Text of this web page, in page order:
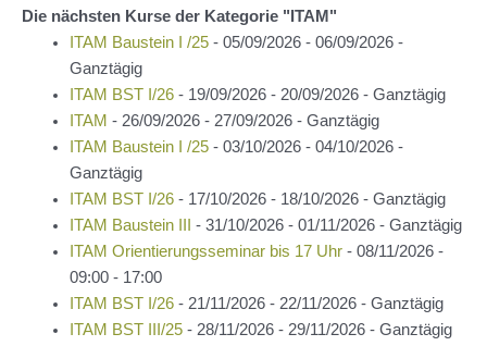
Die nächsten Kurse der Kategorie "ITAM"
ITAM Baustein I /25- 05/09/2026 - 06/09/2026 -
Ganztägig
ITAM BST I/26- 19/09/2026 - 20/09/2026 - Ganztägig
ITAM - 26/09/2026 - 27/09/2026 - Ganztägig
ITAM Baustein I /25- 03/10/2026 - 04/10/2026 -
Ganztägig
ITAM BST I/26- 17/10/2026 - 18/10/2026 - Ganztägig
ITAM Baustein III
- 31/10/2026 - 01/11/2026 - Ganztägig
ITAM Orientierungsseminar bis 17 Uhr- 08/11/2026 -
09:00 - 17:00
ITAM BST I/26- 21/11/2026 - 22/11/2026 - Ganztägig
ITAM BST III/25- 28/11/2026 - 29/11/2026 - Ganztägig